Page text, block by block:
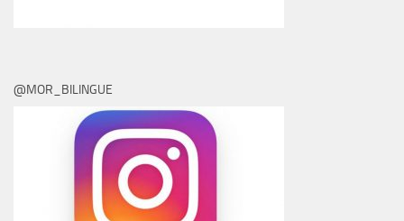
@MOR_BILINGUE